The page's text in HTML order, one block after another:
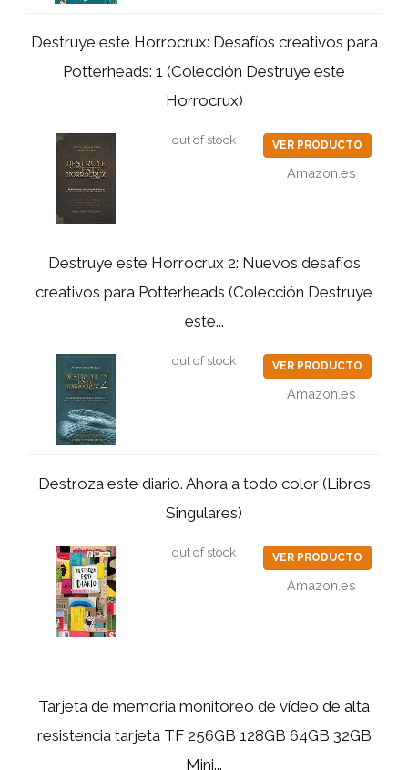
Destruye este Horrocrux: Desafíos creativos para
Potterheads: 1 (Colección Destruye este
Horrocrux)
out of stock VER PRODUCTO
Amazon.es
Destruye este Horrocrux 2: Nuevos desafíos
creativos para Potterheads (Colección Destruye
este...
out of stock VER PRODUCTO
Amazon.es
Destroza este diario. Ahora a todo color (Libros
Singulares)
out of stock VER PRODUCTO
Amazon.es
Tarjeta de memoria monitoreo de vídeo de alta
resistencia tarjeta TF 256GB 128GB 64GB 32GB
Mini...